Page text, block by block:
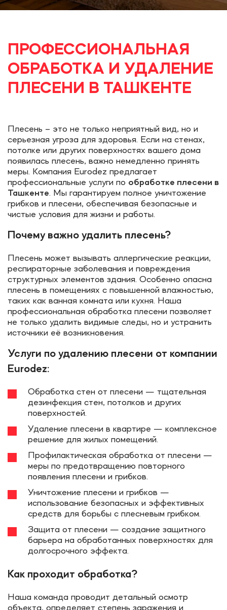
ПРОФЕССИОНАЛЬНАЯ
ОБРАБОТКА И УДАЛЕНИЕ
ПЛЕСЕНИ В ТАШКЕНТЕ
Плесень – это не только неприятный вид, но и
серьезная угроза для здоровья. Если на стенах,
потолке или других поверхностях вашего дома
появилась плесень, важно немедленно принять
меры. Компания Eurodez предлагает
профессиональные услуги по обработке плесени в
Ташкенте. Мы гарантируем полное уничтожение
грибков и плесени, обеспечивая безопасные и
чистые условия для жизни и работы.
Почему важно удалить плесень?
Плесень может вызывать аллергические реакции,
респираторные заболевания и повреждения
структурных элементов здания. Особенно опасна
плесень в помещениях с повышенной влажностью,
таких как ванная комната или кухня. Наша
профессиональная обработка плесени позволяет
не только удалить видимые следы, но и устранить
источники её возникновения.
Услуги по удалению плесени от компании
Eurodez:
Обработка стен от плесени — тщательная
дезинфекция стен, потолков и других
поверхностей.
Удаление плесени в квартире — комплексное
решение для жилых помещений.
Профилактическая обработка от плесени —
меры по предотвращению повторного
появления плесени и грибков.
Уничтожение плесени и грибков —
использование безопасных и эффективных
средств для борьбы с плесневым грибком.
Защита от плесени — создание защитного
барьера на обработанных поверхностях для
долгосрочного эффекта.
Как проходит обработка?
Наша команда проводит детальный осмотр
объекта, определяет степень заражения и